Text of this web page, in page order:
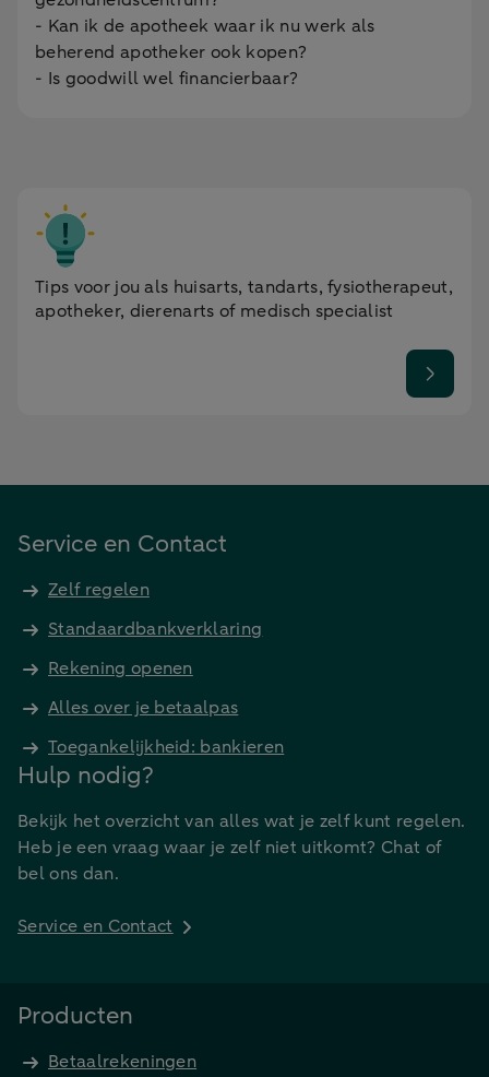
- Kan ik de apotheek waar ik nu werk als
beherend apotheker ook kopen?
- Is goodwill wel financierbaar?
Tips voor jou als huisarts, tandarts, fysiotherapeut,
apotheker, dierenarts of medisch specialist
Service en Contact
Zelf regelen
Standaardbankverklaring
Rekening openen
Alles over je betaalpas
Toegankelijkheid: bankieren
Hulp nodig?
Bekijk het overzicht van alles wat je zelf kunt regelen.
Heb je een vraag waar je zelf niet uitkomt? Chat of
bel ons dan.
Service en Contact
Producten
Betaalrekeningen